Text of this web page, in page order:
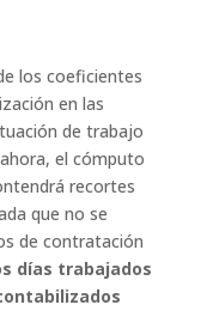
los coeficientes
en las
de trabajo
el cómputo
recortes
que no se
de contratación
días trabajados